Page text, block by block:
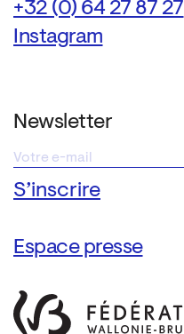
+32 (0) 64 27 87 27
Instagram
Newsletter
Espace presse